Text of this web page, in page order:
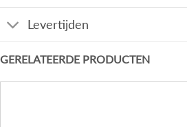
Levertijden
GERELATEERDE PRODUCTEN